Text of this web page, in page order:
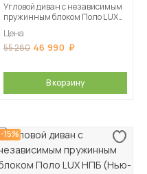
Угловой диван с независимым
пружинным блоком Поло LUX
Цена
55 280 46 990
В корзину
-15%